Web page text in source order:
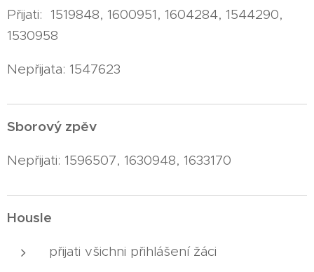
Přijati: 1519848, 1600951, 1604284, 1544290,
1530958
Nepřijata: 1547623
Sborový zpěv
Nepřijati: 1596507, 1630948, 1633170
Housle
přijati všichni přihlášení žáci